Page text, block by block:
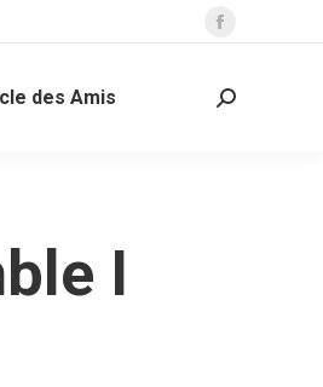
La
Facebook
des Amis
Recherche
I